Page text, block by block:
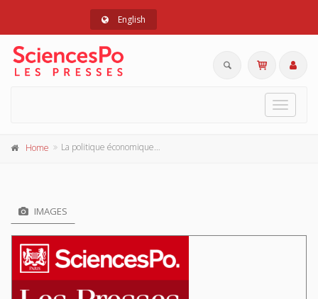
English
Toggle
Home La politique économique de la Grande-Bretagne depuis 1945
IMAGES